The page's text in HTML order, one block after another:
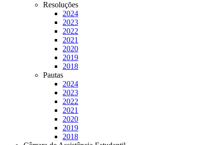
Resoluções
2024
2023
2022
2021
2020
2019
2018
Pautas
2024
2023
2022
2021
2020
2019
2018